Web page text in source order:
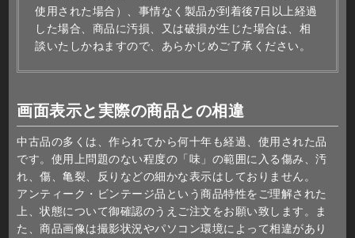
使用された場合）、事情なく製品が到着後7日以上経過
した場合、商品に汚損、又は破損が生じた場合は、相
談いたしかねますので、あらかじめご了承ください。
画面表示と実際の商品との相違
中古品の多くは、作られてから何十年も経過、使用された品
です。使用上問題のない程度の「味」の範囲に入る傷み、汚
れ、傷、亀裂、反りなどの細かな表示はしておりません。
アンティーク・ビンテージ品という商品特性をご理解された
上、状態について御確認のうえご注文をお願い致します。ま
た、商品画像は撮影状況やパソコン環境によって相違があり